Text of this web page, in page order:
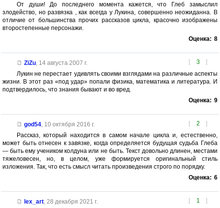
От души! До последнего момента кажется, что Глеб замыслил
злодейство, но развязка , как всегда у Лукина, совершенно неожиданна. В
отличие от большинства прочих рассказов цикла, красочно изображены
второстепенные персонажи.
Оценка: 8
[ 3 ]
ZiZu, 14 августа 2007 г.
Лукин не перестает удивлять своими взглядами на различные аспекты
жизни. В этот раз «под удар» попали физика, математика и литература. И
подтвердилось, что знания бывают и во вред.
Оценка: 9
[ 2 ]
god54, 10 октября 2016 г.
Рассказ, который находится в самом начале цикла и, естественно,
может быть отнесен к завязке, когда определяется будущая судьба Глеба
— быть ему учеником колдуна или не быть. Текст довольно длинен, местами
тяжеловесен, но, в целом, уже формируется оригинальный стиль
изложения. Так, что есть смысл читать произведения строго по порядку.
Оценка: 6
[ 1 ]
lex_art, 28 декабря 2021 г.